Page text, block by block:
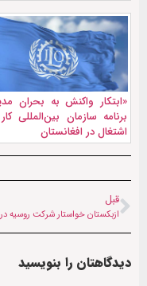
«ابتکار واکنش به بحران
برنامه سازمان بین‌المللی
اشتغال در افغانستان
قبل
دیدگاهتان را بنویسید